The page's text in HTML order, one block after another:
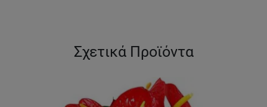
Σχετικά Προϊόντα